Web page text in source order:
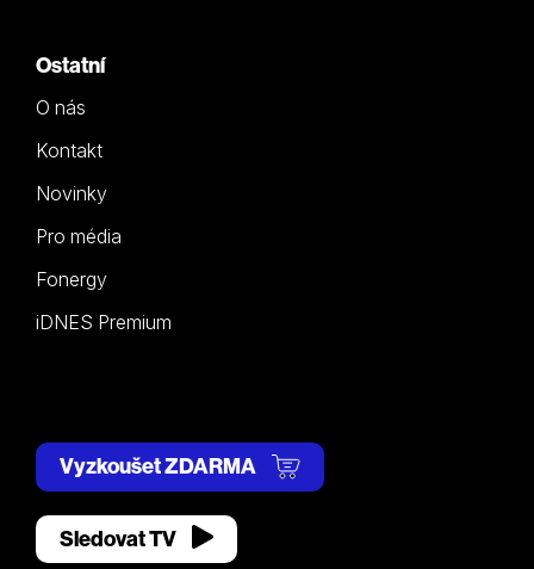
Ostatní
O nás
Kontakt
Novinky
Pro média
Fonergy
iDNES Premium
Vyzkoušet ZDARMA
Sledovat TV